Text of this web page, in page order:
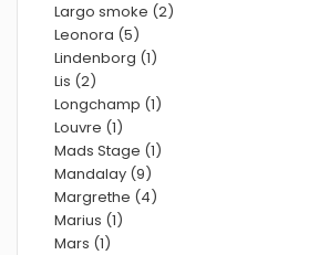
Largo smoke (2)
Leonora (5)
Lindenborg (1)
Lis (2)
Longchamp (1)
Louvre (1)
Mads Stage (1)
Mandalay (9)
Margrethe (4)
Marius (1)
Mars (1)